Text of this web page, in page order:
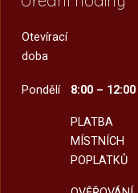
Otevírací
doba
Pondělí 8:00 – 12:00
PLATBA
MÍSTNÍCH
POPLATKŮ